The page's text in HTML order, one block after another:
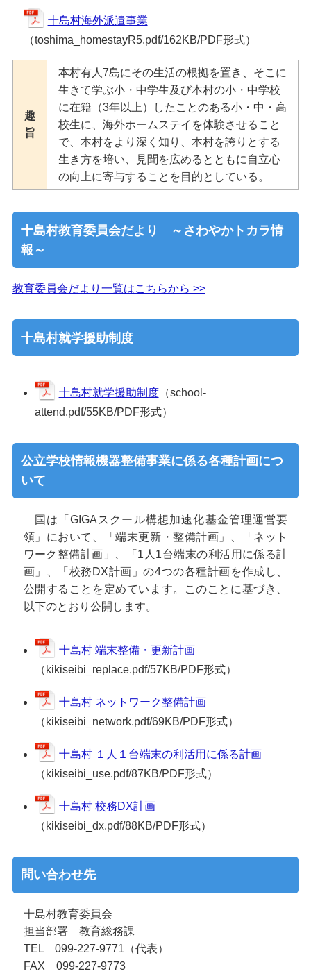
十島村海外派遣事業
（toshima_homestayR5.pdf/162KB/PDF形式）
趣
旨
本村有人7島にその生活の根拠を置き、そこに
生きて学ぶ小・中学生及び本村の小・中学校
に在籍（3年以上）したことのある小・中・高
校生に、海外ホームステイを体験させること
で、本村をより深く知り、本村を誇りとする
生き方を培い、見聞を広めるとともに自立心
の向上に寄与することを目的としている。
十島村教育委員会だより ～さわやかトカラ情
報～
教育委員会だより一覧はこちらから >>
十島村就学援助制度
十島村就学援助制度（school-
attend.pdf/55KB/PDF形式）
公立学校情報機器整備事業に係る各種計画につ
いて
国は「GIGAスクール構想加速化基金管理運営要
領」において、「端末更新・整備計画」、「ネット
ワーク整備計画」、「1人1台端末の利活用に係る計
画」、「校務DX計画」の4つの各種計画を作成し、
公開することを定めています。このことに基づき、
以下のとおり公開します。
十島村 端末整備・更新計画
（kikiseibi_replace.pdf/57KB/PDF形式）
十島村 ネットワーク整備計画
（kikiseibi_network.pdf/69KB/PDF形式）
十島村 １人１台端末の利活用に係る計画
（kikiseibi_use.pdf/87KB/PDF形式）
十島村 校務DX計画
（kikiseibi_dx.pdf/88KB/PDF形式）
問い合わせ先
十島村教育委員会
担当部署 教育総務課
TEL 099-227-9771（代表）
FAX 099-227-9773